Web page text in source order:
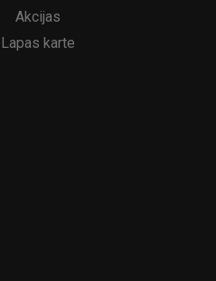
Akcijas
Lapas karte